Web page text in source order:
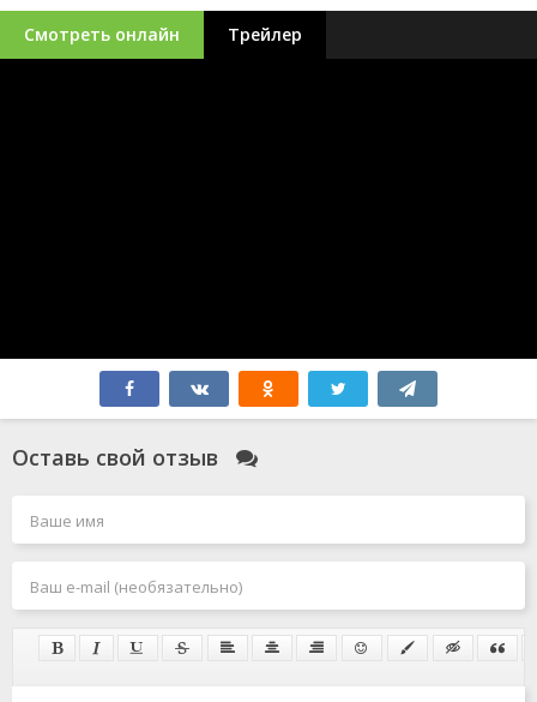
Смотреть онлайн Трейлер
Оставь свой отзыв